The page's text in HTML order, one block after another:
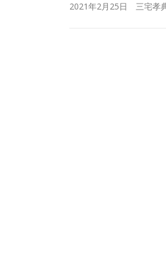
2021年2月25日 三宅孝